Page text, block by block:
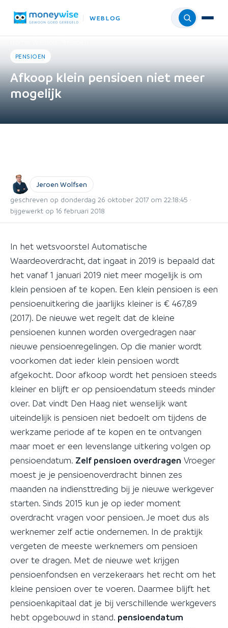
WEBLOG Menu
PENSIOEN
Afkoop klein pensioen niet meer
mogelijk
Jeroen Wolfsen
geschreven op donderdag 26 oktober 2017 om 22:18:45 ·
bijgewerkt op 16 februari 2018
In het wetsvoorstel Automatische
Waardeoverdracht, dat ingaat in 2019 is bepaald dat
het vanaf 1 januari 2019 niet meer mogelijk is om
klein pensioen af te kopen. Een klein pensioen is een
pensioenuitkering die jaarlijks kleiner is € 467,89
(2017). De nieuwe wet regelt dat de kleine
pensioenen kunnen worden overgedragen naar
nieuwe pensioenregelingen. Op die manier wordt
voorkomen dat ieder klein pensioen wordt
afgekocht. Door afkoop wordt het pensioen steeds
kleiner en blijft er op pensioendatum steeds minder
over. Dat vindt Den Haag niet wenselijk want
uiteindelijk is pensioen niet bedoelt om tijdens de
werkzame periode af te kopen en te ontvangen
maar moet er een levenslange uitkering volgen op
pensioendatum. Zelf pensioen overdragen Vroeger
moest je je pensioenoverdracht binnen zes
maanden na indiensttreding bij je nieuwe werkgever
starten. Sinds 2015 kun je op ieder moment
overdracht vragen voor pensioen. Je moet dus als
werknemer zelf actie ondernemen. In de praktijk
vergeten de meeste werknemers om pensioen
over te dragen. Met de nieuwe wet krijgen
pensioenfondsen en verzekeraars het recht om het
kleine pensioen over te voeren. Daarmee blijft het
pensioenkapitaal dat je bij verschillende werkgevers
hebt opgebouwd in stand. pensioendatum